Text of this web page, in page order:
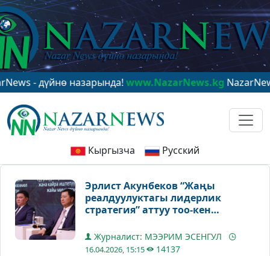
назарында!www.NazarNews.kgNazarNews - в
Кыргызча Русский
Эрлист Акунбеков “Жаңы
реалдуулуктагы лидерлик
стратегия” аттуу тоо-кен
катышты
Журналист: МЭЭРИМ ЭСЕНГУЛ
16.04.2026, 15:15 14137